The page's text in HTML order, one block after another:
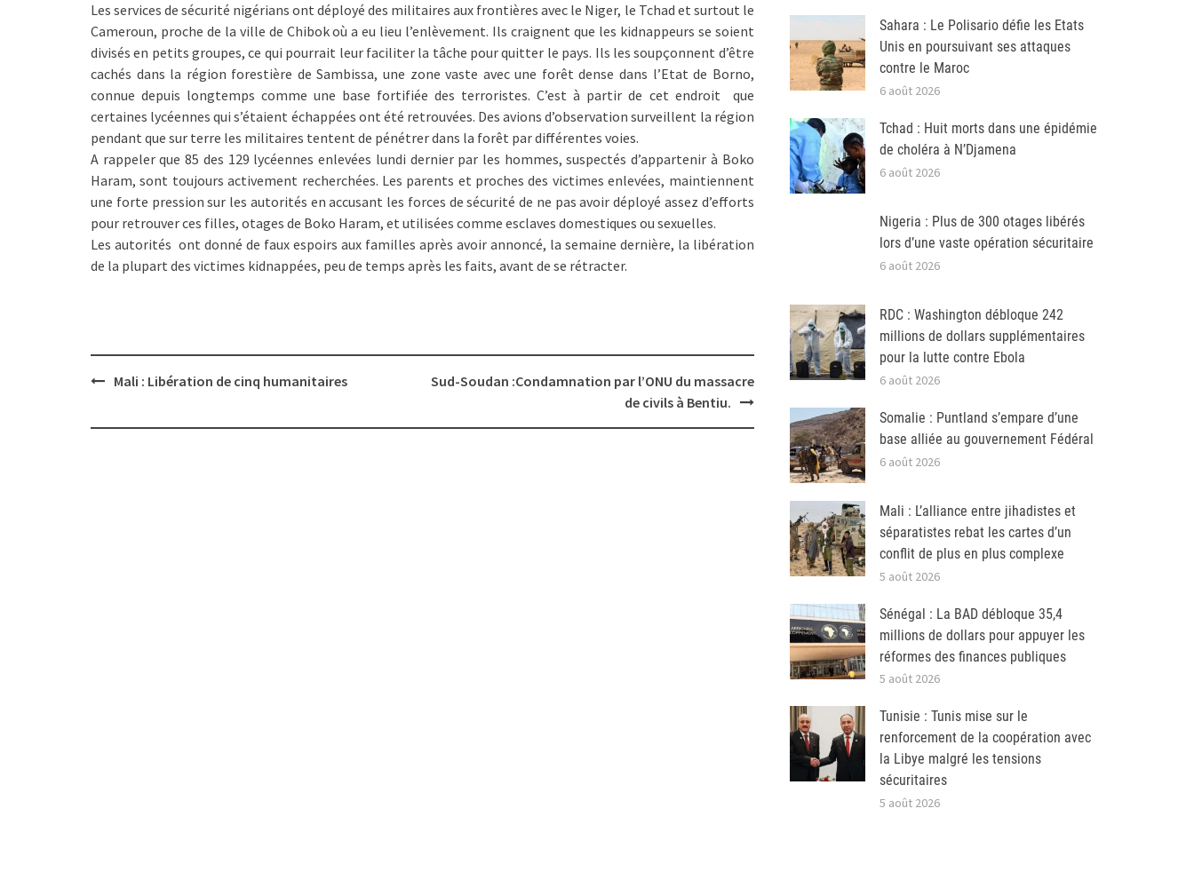
Les services de sécurité nigérians ont déployé des militaires aux frontières avec le Niger, le Tchad et surtout le
Cameroun, proche de la ville de Chibok où a eu lieu l’enlèvement. Ils craignent que les kidnappeurs se soient
divisés en petits groupes, ce qui pourrait leur faciliter la tâche pour quitter le pays. Ils les soupçonnent d’être
cachés dans la région forestière de Sambissa, une zone vaste avec une forêt dense dans l’Etat de Borno,
connue depuis longtemps comme une base fortifiée des terroristes. C’est à partir de cet endroit que
certaines lycéennes qui s’étaient échappées ont été retrouvées. Des avions d’observation surveillent la région
pendant que sur terre les militaires tentent de pénétrer dans la forêt par différentes voies.
A rappeler que 85 des 129 lycéennes enlevées lundi dernier par les hommes, suspectés d’appartenir à Boko
Haram, sont toujours activement recherchées. Les parents et proches des victimes enlevées, maintiennent
une forte pression sur les autorités en accusant les forces de sécurité de ne pas avoir déployé assez d’efforts
pour retrouver ces filles, otages de Boko Haram, et utilisées comme esclaves domestiques ou sexuelles.
Les autorités ont donné de faux espoirs aux familles après avoir annoncé, la semaine dernière, la libération
de la plupart des victimes kidnappées, peu de temps après les faits, avant de se rétracter.
PostMali : Libération de cinq humanitaires
Sud-Soudan :Condamnation par l’ONU du massacre
de civils à Bentiu.
Sahara : Le Polisario défie les Etats
Unis en poursuivant ses attaques
contre le Maroc
6 août 2026
Tchad : Huit morts dans une épidémie
de choléra à N’Djamena
6 août 2026
Nigeria : Plus de 300 otages libérés
lors d’une vaste opération sécuritaire
6 août 2026
RDC : Washington débloque 242
millions de dollars supplémentaires
pour la lutte contre Ebola
6 août 2026
Somalie : Puntland s’empare d’une
base alliée au gouvernement Fédéral
6 août 2026
Mali : L’alliance entre jihadistes et
séparatistes rebat les cartes d’un
conflit de plus en plus complexe
5 août 2026
Sénégal : La BAD débloque 35,4
millions de dollars pour appuyer les
réformes des finances publiques
5 août 2026
Tunisie : Tunis mise sur le
renforcement de la coopération avec
la Libye malgré les tensions
sécuritaires
5 août 2026